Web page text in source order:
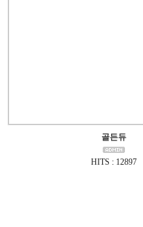
골든듀
HITS : 12897